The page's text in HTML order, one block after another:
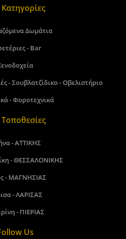
Δωμάτια
- Bar
- Σουβλατζίδικο - Οβελιστήριο
- Φοροτεχνικά
- ΑΤΤΙΚΗΣ
- ΘΕΣΣΑΛΟΝΙΚΗΣ
- ΜΑΓΝΗΣΙΑΣ
- ΛΑΡΙΣΑΣ
- ΠΙΕΡΙΑΣ
Us